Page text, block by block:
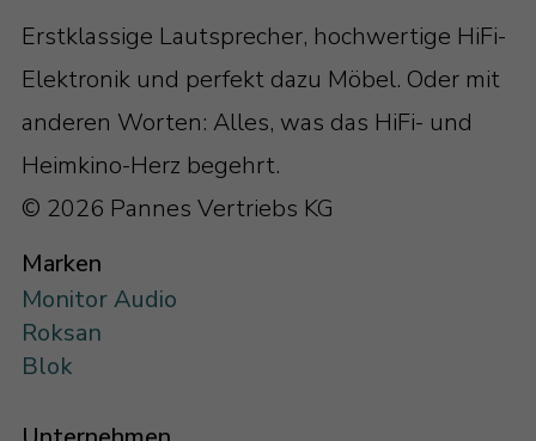
Erstklassige Lautsprecher, hochwertige HiFi-
Elektronik und perfekt dazu Möbel. Oder mit
anderen Worten: Alles, was das HiFi- und
Heimkino-Herz begehrt.
© 2026 Pannes Vertriebs KG
Marken
Monitor Audio
Roksan
Blok